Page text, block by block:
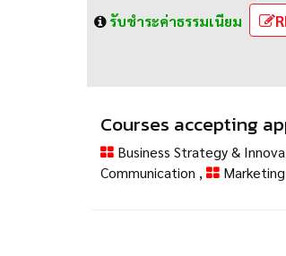
รับชำระค่าธรรมเนียม
Courses accepting
Business Strategy &
Communication ,